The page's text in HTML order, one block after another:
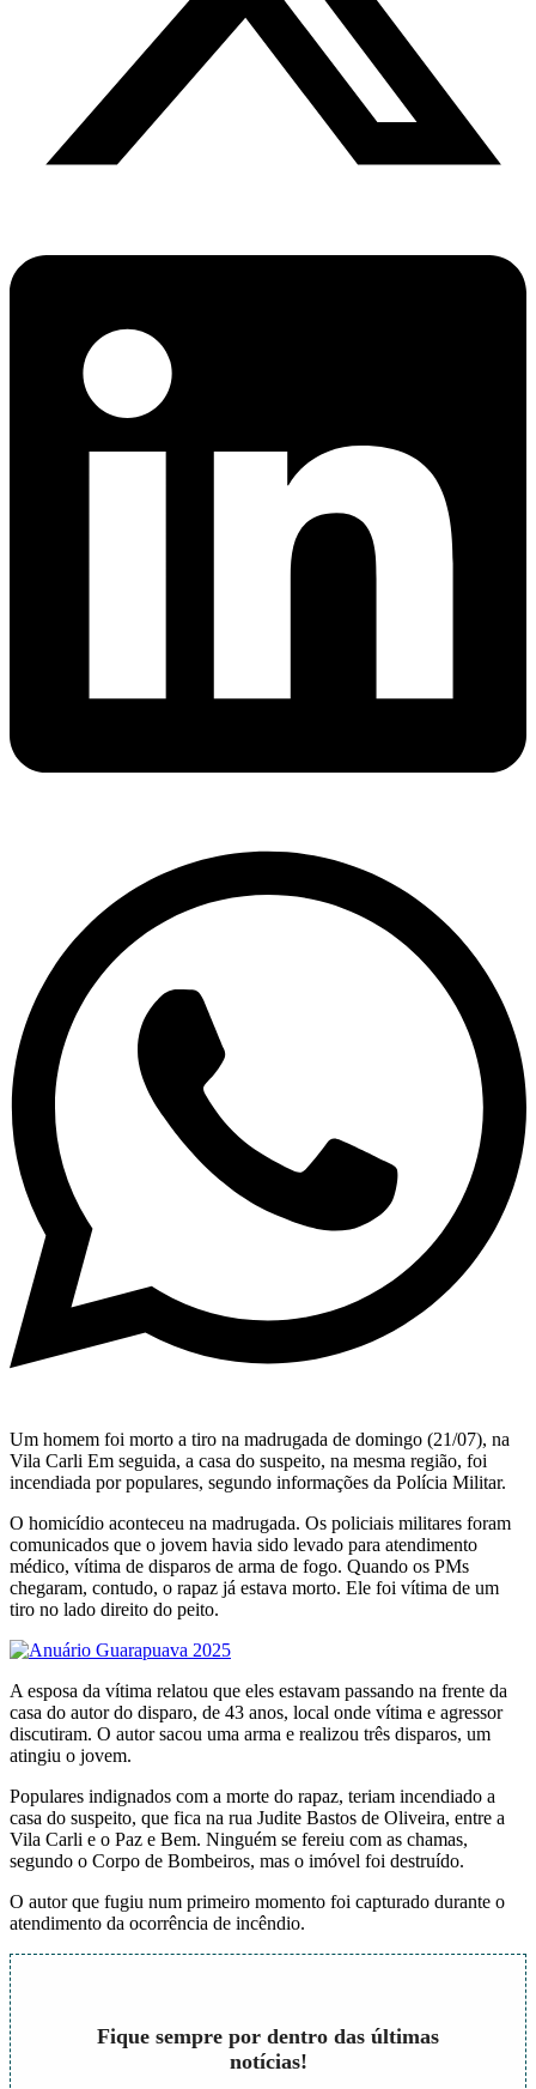
Um homem foi morto a tiro na madrugada de domingo (21/07), na
Vila Carli Em seguida, a casa do suspeito, na mesma região, foi
incendiada por populares, segundo informações da Polícia Militar.
O homicídio aconteceu na madrugada. Os policiais militares foram
comunicados que o jovem havia sido levado para atendimento
médico, vítima de disparos de arma de fogo. Quando os PMs
chegaram, contudo, o rapaz já estava morto. Ele foi vítima de um
tiro no lado direito do peito.
A esposa da vítima relatou que eles estavam passando na frente da
casa do autor do disparo, de 43 anos, local onde vítima e agressor
discutiram. O autor sacou uma arma e realizou três disparos, um
atingiu o jovem.
Populares indignados com a morte do rapaz, teriam incendiado a
casa do suspeito, que fica na rua Judite Bastos de Oliveira, entre a
Vila Carli e o Paz e Bem. Ninguém se fereiu com as chamas,
segundo o Corpo de Bombeiros, mas o imóvel foi destruído.
O autor que fugiu num primeiro momento foi capturado durante o
atendimento da ocorrência de incêndio.
Fique sempre por dentro das últimas
notícias!